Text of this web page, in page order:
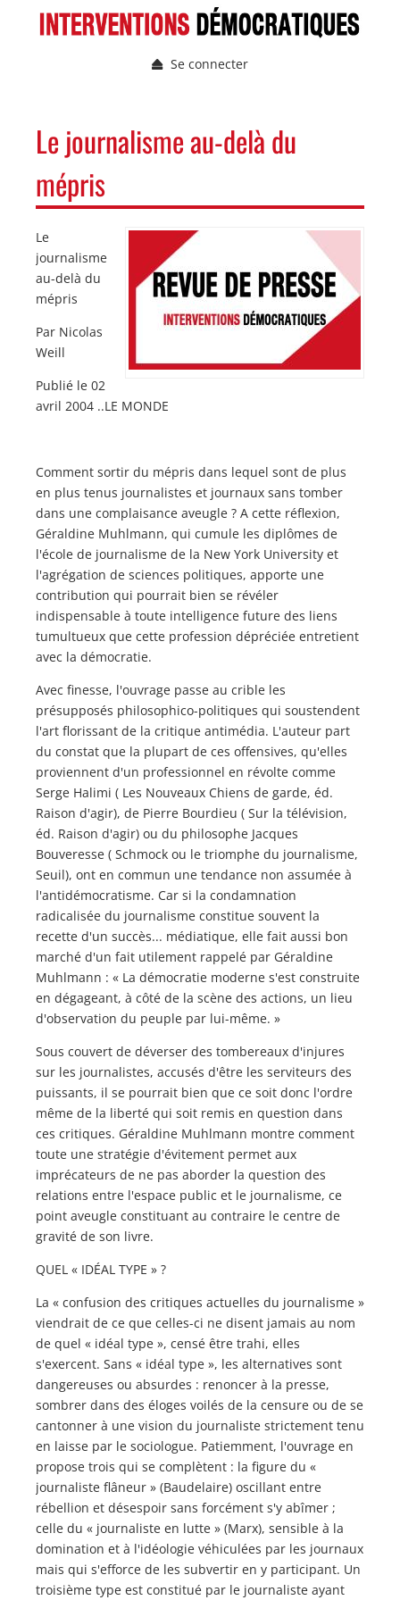
Menu
l'utilisateur
Se connecter
PRINCIPALE
Le journalisme au-delà du
mépris
Le
journalisme
au-delà du
mépris
Par Nicolas
Weill
Publié le 02
avril 2004 ..LE MONDE
Comment sortir du mépris dans lequel sont de plus
en plus tenus journalistes et journaux sans tomber
dans une complaisance aveugle ? A cette réflexion,
Géraldine Muhlmann, qui cumule les diplômes de
l'école de journalisme de la New York University et
l'agrégation de sciences politiques, apporte une
contribution qui pourrait bien se révéler
indispensable à toute intelligence future des liens
tumultueux que cette profession dépréciée entretient
avec la démocratie.
Avec finesse, l'ouvrage passe au crible les
présupposés philosophico-politiques qui soustendent
l'art florissant de la critique antimédia. L'auteur part
du constat que la plupart de ces offensives, qu'elles
proviennent d'un professionnel en révolte comme
Serge Halimi ( Les Nouveaux Chiens de garde, éd.
Raison d'agir), de Pierre Bourdieu ( Sur la télévision,
éd. Raison d'agir) ou du philosophe Jacques
Bouveresse ( Schmock ou le triomphe du journalisme,
Seuil), ont en commun une tendance non assumée à
l'antidémocratisme. Car si la condamnation
radicalisée du journalisme constitue souvent la
recette d'un succès... médiatique, elle fait aussi bon
marché d'un fait utilement rappelé par Géraldine
Muhlmann : « La démocratie moderne s'est construite
en dégageant, à côté de la scène des actions, un lieu
d'observation du peuple par lui-même. »
Sous couvert de déverser des tombereaux d'injures
sur les journalistes, accusés d'être les serviteurs des
puissants, il se pourrait bien que ce soit donc l'ordre
même de la liberté qui soit remis en question dans
ces critiques. Géraldine Muhlmann montre comment
toute une stratégie d'évitement permet aux
imprécateurs de ne pas aborder la question des
relations entre l'espace public et le journalisme, ce
point aveugle constituant au contraire le centre de
gravité de son livre.
QUEL « IDÉAL TYPE » ?
La « confusion des critiques actuelles du journalisme »
viendrait de ce que celles-ci ne disent jamais au nom
de quel « idéal type », censé être trahi, elles
s'exercent. Sans « idéal type », les alternatives sont
dangereuses ou absurdes : renoncer à la presse,
sombrer dans des éloges voilés de la censure ou de se
cantonner à une vision du journaliste strictement tenu
en laisse par le sociologue. Patiemment, l'ouvrage en
propose trois qui se complètent : la figure du «
journaliste flâneur » (Baudelaire) oscillant entre
rébellion et désespoir sans forcément s'y abîmer ;
celle du « journaliste en lutte » (Marx), sensible à la
domination et à l'idéologie véhiculées par les journaux
mais qui s'efforce de les subvertir en y participant. Un
troisième type est constitué par le journaliste ayant